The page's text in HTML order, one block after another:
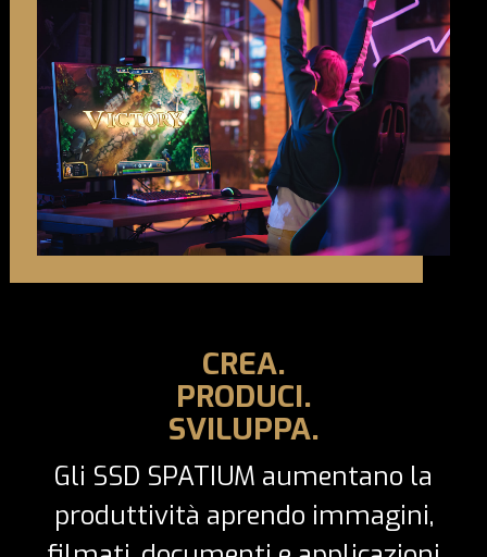
CREA.
PRODUCI.
SVILUPPA.
Gli SSD SPATIUM aumentano la
produttività aprendo immagini,